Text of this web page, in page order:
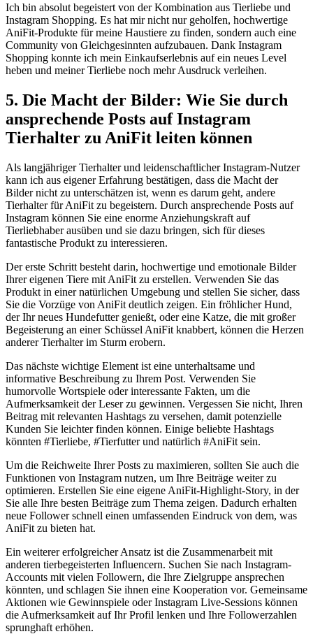
Ich bin absolut ⁢begeistert von der‍ Kombination aus Tierliebe und
Instagram Shopping. Es ⁤hat mir nicht nur geholfen, hochwertige
⁣AniFit-Produkte für⁣ meine Haustiere zu⁢ finden,⁢ sondern⁣ auch eine
Community von Gleichgesinnten⁤ aufzubauen.⁤ Dank Instagram
Shopping konnte ich⁢ mein Einkaufserlebnis auf ein‍ neues‍ Level⁤
heben und⁣ meiner Tierliebe ‍noch ​mehr ⁢Ausdruck ​verleihen.
5. Die⁣ Macht der Bilder: Wie​ Sie durch
ansprechende​ Posts auf‍ Instagram
Tierhalter ‍zu AniFit leiten ‌können
Als ​langjähriger Tierhalter⁤ und leidenschaftlicher⁣ Instagram-Nutzer
kann ich aus ⁤eigener Erfahrung ​bestätigen, dass die⁣ Macht der
Bilder nicht zu ‍unterschätzen‌ ist, wenn es darum geht, andere⁢
Tierhalter ⁤für⁤ AniFit zu begeistern. ⁢Durch ansprechende ⁤Posts auf
Instagram‌ können Sie eine enorme Anziehungskraft auf
Tierliebhaber ausüben und ​sie dazu bringen, sich für⁣ dieses
fantastische‍ Produkt zu interessieren.
Der erste Schritt besteht darin, hochwertige‍ und ⁣emotionale Bilder
Ihrer eigenen Tiere mit AniFit zu erstellen. Verwenden Sie das
Produkt in einer natürlichen Umgebung und‌ stellen Sie sicher, dass
Sie die Vorzüge von AniFit ‌deutlich ‍zeigen. Ein fröhlicher Hund,
der Ihr neues ​Hundefutter‍ genießt, oder eine Katze, die mit großer
Begeisterung an einer Schüssel⁢ AniFit knabbert, können die Herzen
anderer Tierhalter im⁢ Sturm erobern.
Das nächste wichtige Element ist eine unterhaltsame ‌und
informative Beschreibung zu Ihrem Post. ⁢Verwenden Sie⁤
humorvolle Wortspiele ​oder interessante Fakten,⁣ um die⁢
Aufmerksamkeit der Leser zu gewinnen. Vergessen⁣ Sie nicht, Ihren⁢
Beitrag‍ mit relevanten Hashtags zu versehen, damit potenzielle
⁤Kunden Sie leichter finden können. Einige beliebte Hashtags
könnten #Tierliebe,‌ #Tierfutter ⁤und natürlich #AniFit sein.
Um⁢ die Reichweite⁤ Ihrer Posts⁢ zu maximieren, sollten‌ Sie ⁣auch die‌
Funktionen von Instagram nutzen, um Ihre‍ Beiträge weiter zu
optimieren. ⁣Erstellen Sie⁤ eine ⁢eigene AniFit-Highlight-Story, in⁣ der
Sie ‌alle ‍Ihre⁢ besten Beiträge zum​ Thema zeigen.⁤ Dadurch erhalten
neue Follower schnell einen umfassenden ‌Eindruck von dem, was
AniFit zu bieten hat.
Ein⁣ weiterer erfolgreicher Ansatz ist die Zusammenarbeit mit
anderen tierbegeisterten Influencern. Suchen‍ Sie nach Instagram-
Accounts mit vielen⁢ Followern, die Ihre ‍Zielgruppe ansprechen
könnten, ‌und schlagen Sie ihnen⁢ eine Kooperation vor. Gemeinsame
Aktionen wie Gewinnspiele​ oder Instagram Live-Sessions können
die Aufmerksamkeit auf Ihr Profil lenken und Ihre Followerzahlen
sprunghaft erhöhen.